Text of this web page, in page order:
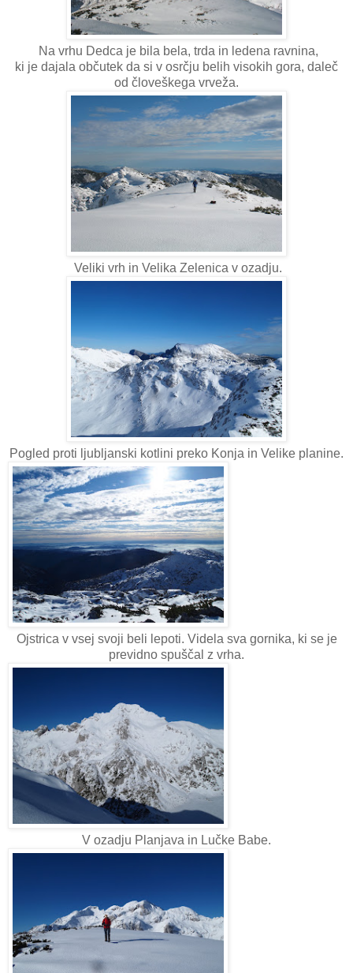
Na vrhu Dedca je bila bela, trda in ledena ravnina,
ki je dajala občutek da si v osrčju belih visokih gora, daleč
od človeškega vrveža.
Veliki vrh in Velika Zelenica v ozadju.
Pogled proti ljubljanski kotlini preko Konja in Velike planine.
Ojstrica v vsej svoji beli lepoti. Videla sva gornika, ki se je
previdno spuščal z vrha.
V ozadju Planjava in Lučke Babe.